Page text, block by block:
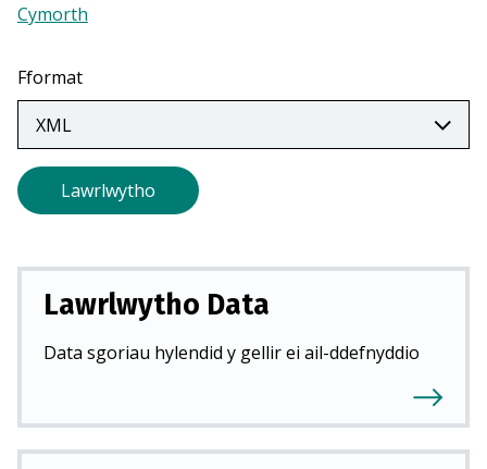
e
y
Cymorth
tab
Fformat
Lawrlwytho
Lawrlwytho Data
Data sgoriau hylendid y gellir ei ail-ddefnyddio